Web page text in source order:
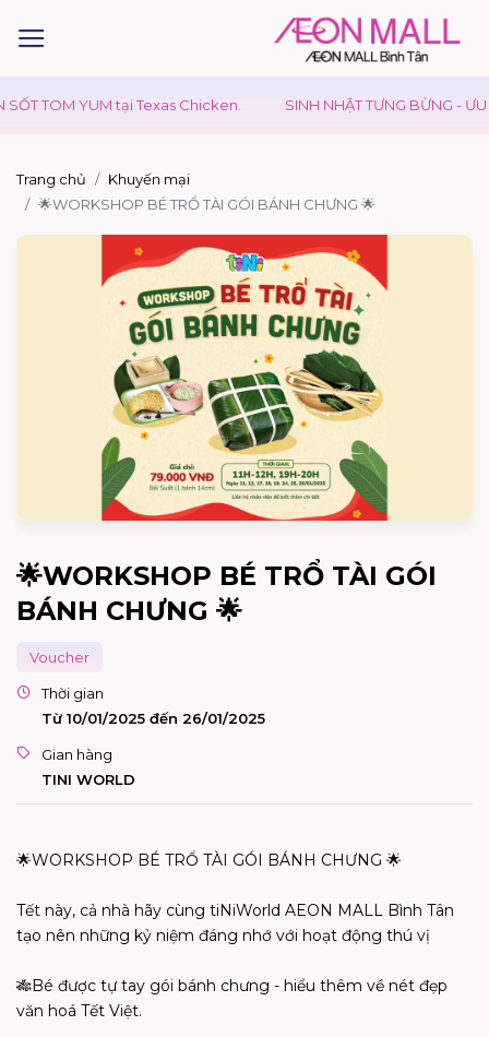
TOM YUM tại Texas Chicken. SINH NHẬT TƯNG BỪNG - ƯU
Trang chủ
Khuyến mại
🌟WORKSHOP BÉ TRỔ TÀI GÓI BÁNH CHƯNG 🌟
🌟WORKSHOP BÉ TRỔ TÀI GÓI
BÁNH CHƯNG 🌟
Voucher
Thời gian
Từ 10/01/2025 đến 26/01/2025
Gian hàng
TINI WORLD
🌟WORKSHOP BÉ TRỔ TÀI GÓI BÁNH CHƯNG 🌟
Tết này, cả nhà hãy cùng tiNiWorld AEON MALL Bình Tân
tạo nên những kỷ niệm đáng nhớ với hoạt động thú vị
🎋Bé được tự tay gói bánh chưng - hiểu thêm về nét đẹp
văn hoá Tết Việt.